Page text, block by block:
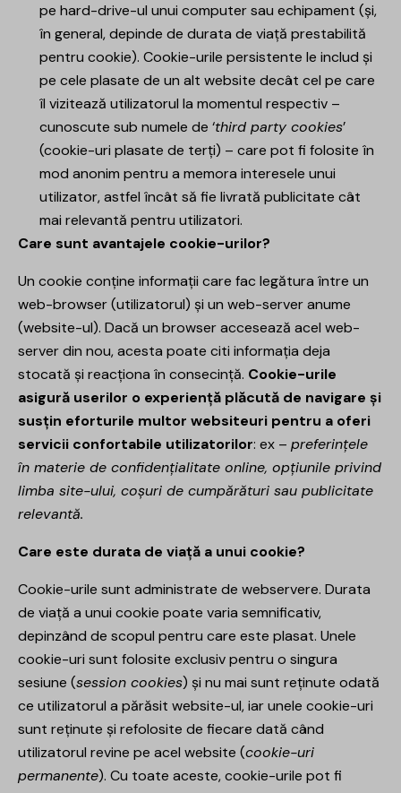
pe hard-drive-ul unui computer sau echipament (și,
în general, depinde de durata de viață prestabilită
pentru cookie). Cookie-urile persistente le includ și
pe cele plasate de un alt website decât cel pe care
îl vizitează utilizatorul la momentul respectiv –
cunoscute sub numele de ‘third party cookies’
(cookie-uri plasate de terți) – care pot fi folosite în
mod anonim pentru a memora interesele unui
utilizator, astfel încât să fie livrată publicitate cât
mai relevantă pentru utilizatori.
Care sunt avantajele cookie-urilor?
Un cookie conține informații care fac legătura între un
web-browser (utilizatorul) și un web-server anume
(website-ul). Dacă un browser accesează acel web-
server din nou, acesta poate citi informația deja
stocată și reacționa în consecință. Cookie-urile
asigură userilor o experiență plăcută de navigare și
susțin eforturile multor websiteuri pentru a oferi
servicii confortabile utilizatorilor: ex – preferințele
în materie de confidențialitate online, opțiunile privind
limba site-ului, coșuri de cumpărături sau publicitate
relevantă.
Care este durata de viață a unui cookie?
Cookie-urile sunt administrate de webservere. Durata
de viață a unui cookie poate varia semnificativ,
depinzând de scopul pentru care este plasat. Unele
cookie-uri sunt folosite exclusiv pentru o singura
sesiune (session cookies) și nu mai sunt reținute odată
ce utilizatorul a părăsit website-ul, iar unele cookie-uri
sunt reținute și refolosite de fiecare dată când
utilizatorul revine pe acel website (cookie-uri
permanente). Cu toate aceste, cookie-urile pot fi